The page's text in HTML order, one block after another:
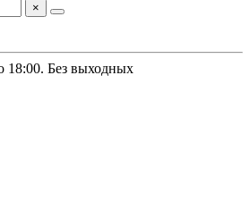
×
18:00. Без выходных